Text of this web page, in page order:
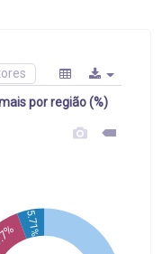
por região (%)
5.71%